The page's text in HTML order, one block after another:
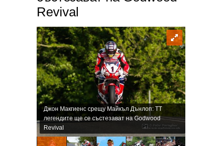
Revival
Джон Макгиенс срещу Майкъл Дънлоп: TT
легендите ще се състезават на Godwood
Revival